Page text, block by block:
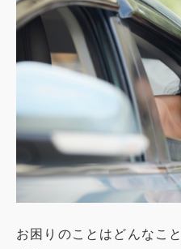
お困りのことはどんなこ